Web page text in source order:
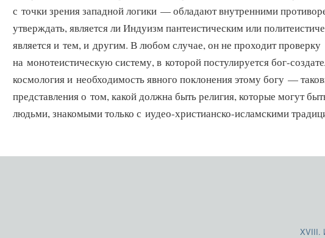
с точки зрения западной логики — обладают внутренними
утверждать, является ли Индуизм пантеистическим или
является и тем, и другим. В любом случае, он не проходит проверку
на монотеистическую систему, в которой постулируется бог-
космология и необходимость явного поклонения этому богу —
представления о том, какой должна быть религия, которые могут
людьми, знакомыми только с иудео-христианско-исламскими
XVIII.